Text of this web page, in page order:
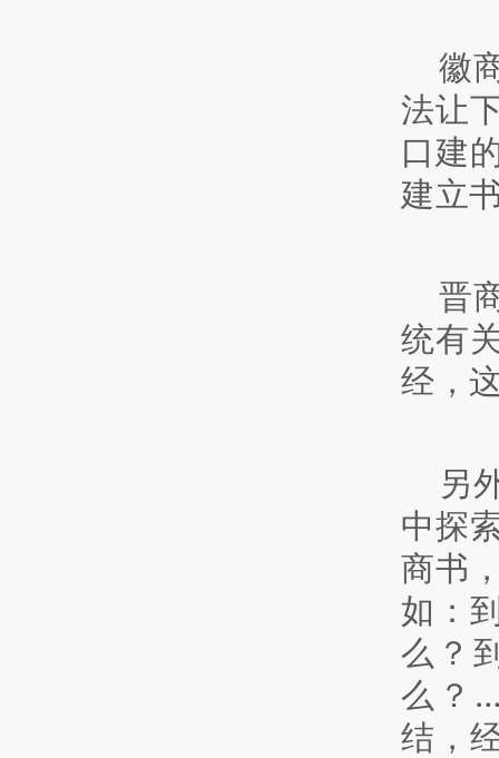
徽
法让
口建
建立
晋
统有
经，
另
中探
商书
如：
么？
么？
结，